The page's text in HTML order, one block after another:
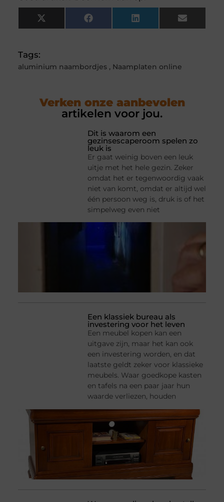
X
(Twitter)
Facebook LinkedIn Email
Tags:
aluminium naambordjes, Naamplaten online
Verken onze aanbevolen
artikelen voor jou.
Dit is waarom een
gezinsescaperoom spelen zo
leuk is
Er gaat weinig boven een leuk
uitje met het hele gezin. Zeker
omdat het er tegenwoordig vaak
niet van komt, omdat er altijd wel
één persoon weg is, druk is of het
simpelweg even niet
Een klassiek bureau als
investering voor het leven
Een meubel kopen kan een
uitgave zijn, maar het kan ook
een investering worden, en dat
laatste geldt zeker voor klassieke
meubels. Waar goedkope kasten
en tafels na een paar jaar hun
waarde verliezen, houden